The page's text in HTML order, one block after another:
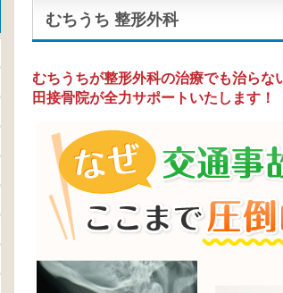
むちうち 整形外科
むちうちが整形外科の治療でも治ら
田接骨院が全力サポートいたします！